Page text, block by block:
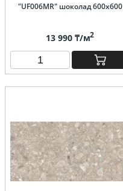
"UF006MR" шоколад 600х600
13 990 ₸/м2